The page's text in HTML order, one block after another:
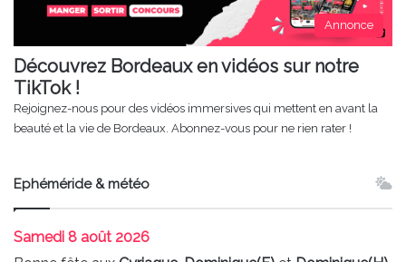
Annonce
Découvrez Bordeaux en vidéos sur notre
TikTok !
Rejoignez-nous pour des vidéos immersives qui mettent en avant la
beauté et la vie de Bordeaux. Abonnez-vous pour ne rien rater !
Ephéméride & météo
Samedi 8 août 2026